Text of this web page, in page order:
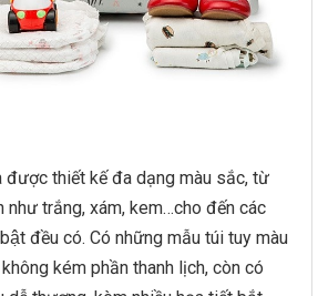
được thiết kế đa dạng màu sắc, từ
như trắng, xám, kem…cho đến các
đều có. Có những mẫu túi tuy màu
kém phần thanh lịch, còn có